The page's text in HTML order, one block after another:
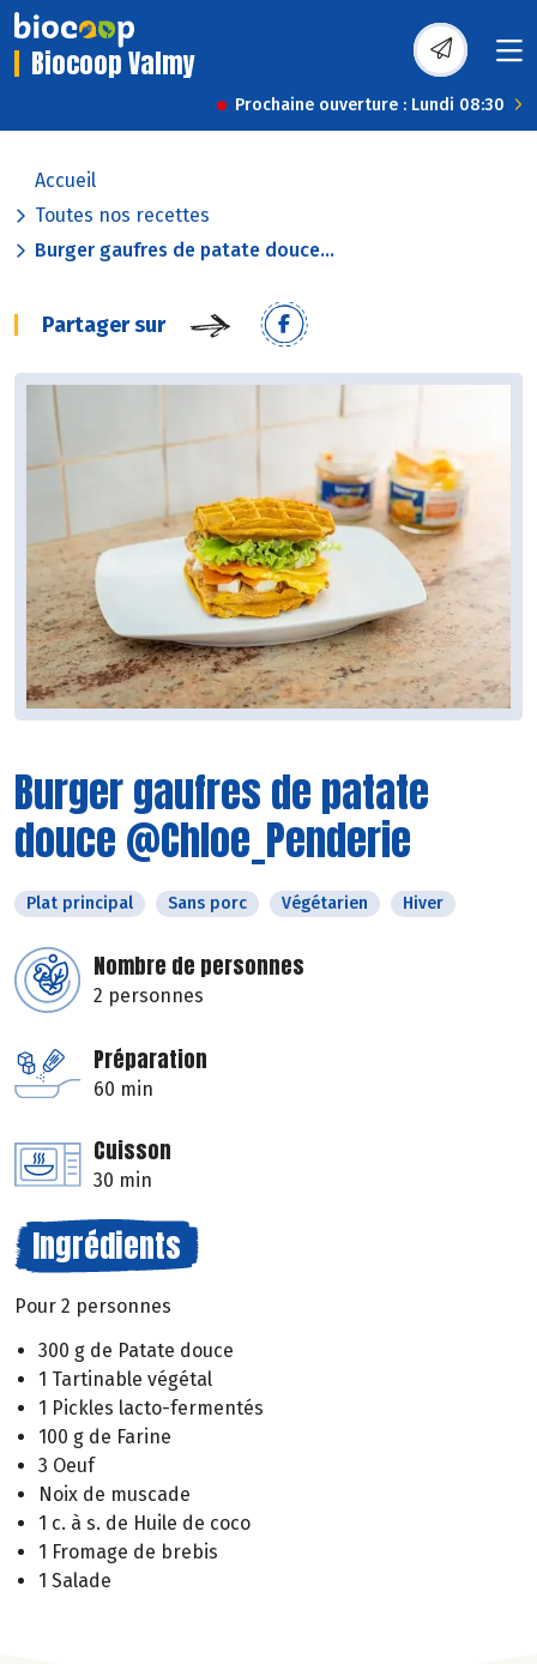
Biocoop Valmy
Prochaine ouverture : Lundi 08:30
Accueil
Toutes nos recettes
Burger gaufres de patate douce...
Partager sur
Burger gaufres de patate
douce @Chloe_Penderie
Plat principal Sans porc Végétarien Hiver
Nombre de personnes
2 personnes
Préparation
60 min
Cuisson
30 min
Ingrédients
Pour 2 personnes
300 g de Patate douce
1 Tartinable végétal
1 Pickles lacto-fermentés
100 g de Farine
3 Oeuf
Noix de muscade
1 c. à s. de Huile de coco
1 Fromage de brebis
1 Salade